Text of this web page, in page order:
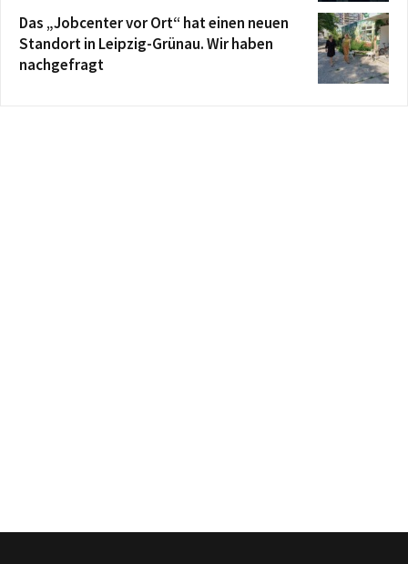
Das „Jobcenter vor Ort“ hat einen neuen
Standort in Leipzig-Grünau. Wir haben
nachgefragt